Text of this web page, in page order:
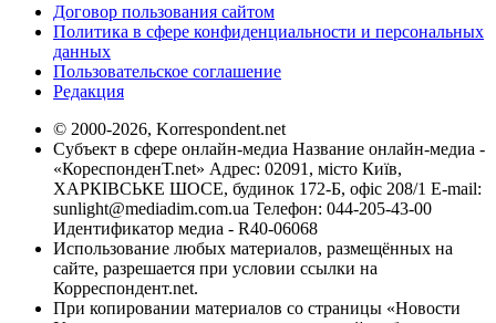
Договор пользования сайтом
Политика в сфере конфиденциальности и персональных
данных
Пользовательское соглашение
Редакция
© 2000-2026, Korrespondent.net
Субъект в сфере онлайн-медиа Название онлайн-медиа -
«КореспонденТ.net» Адрес: 02091, місто Київ,
ХАРКІВСЬКЕ ШОСЕ, будинок 172-Б, офіс 208/1 E-mail:
sunlight@mediadim.com.ua Телефон: 044-205-43-00
Идентификатор медиа - R40-06068
Использование любых материалов, размещённых на
сайте, разрешается при условии ссылки на
Корреспондент.net.
При копировании материалов со страницы «Новости